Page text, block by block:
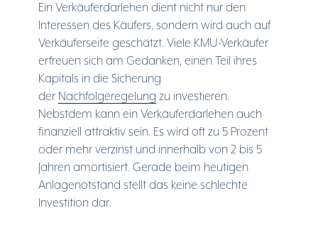
Ein Verkäuferdarlehen dient nicht nur den
Interessen des Käufers, sondern wird auch auf
Verkäuferseite geschätzt. Viele KMU-Verkäufer
erfreuen sich am Gedanken, einen Teil ihres
Kapitals in die Sicherung
der Nachfolgeregelung zu investieren.
Nebstdem kann ein Verkäuferdarlehen auch
finanziell attraktiv sein. Es wird oft zu 5 Prozent
oder mehr verzinst und innerhalb von 2 bis 5
Jahren amortisiert. Gerade beim heutigen
Anlagenotstand stellt das keine schlechte
Investition dar.